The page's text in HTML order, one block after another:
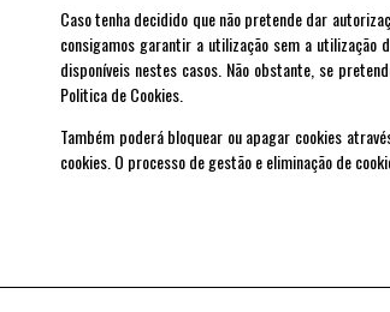
Caso tenha decidido que não pretende dar
consigamos garantir a utilização sem a
disponíveis nestes casos. Não obstante, se
Politica de Cookies.
Também poderá bloquear ou apagar cookies
cookies. O processo de gestão e eliminação de